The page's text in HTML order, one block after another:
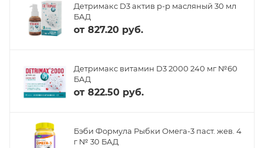
Детримакс D3 актив р-р масляный 30 мл
БАД
от 827.20 руб.
Детримакс витамин D3 2000 240 мг №60
БАД
от 822.50 руб.
Бэби Формула Рыбки Омега-3 паст. жев. 4
г № 30 БАД